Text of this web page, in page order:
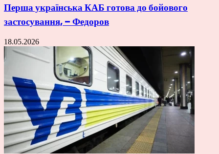
Перша українська КАБ готова до бойового
застосування, – Федоров
18.05.2026